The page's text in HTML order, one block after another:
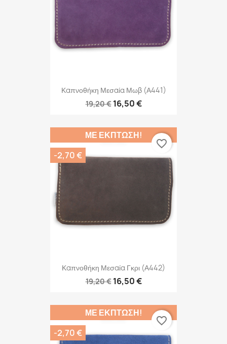
Καπνοθήκη Μεσαία Μωβ (Α441)
19,20 € 16,50 €
Καπνοθήκη Μεσαία Γκρι (Α442)
19,20 € 16,50 €
ΜΕ ΈΚΠΤΩΣΗ!
-2,70 €
favorite_border
ΜΕ ΈΚΠΤΩΣΗ!
-2,70 €
favorite_border